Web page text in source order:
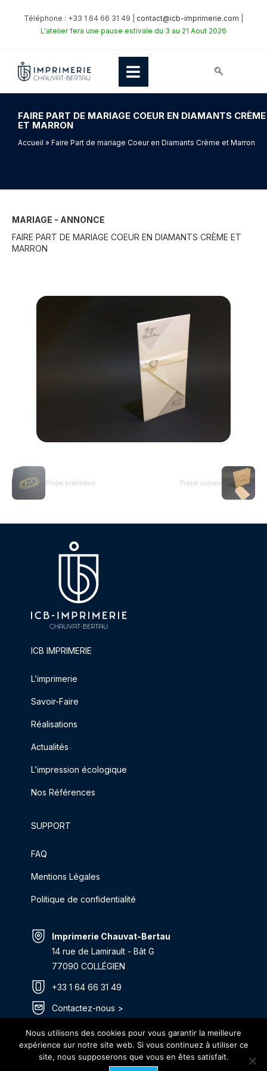
Téléphone : +33 1 64 66 31 49 | contact@icb-imprimerie.com
L'atelier fera une pause estivale du 3 au 21 Aout 2026
FAIRE PART DE MARIAGE COEUR EN DIAMANTS CRÈME
ET MARRON
Accueil » Faire Part de mariage Coeur en Diamants Crème et Marron
MARIAGE - ANNONCE
FAIRE PART DE MARIAGE COEUR EN DIAMANTS CRÈME ET
MARRON
Projet précédent Projet suivant
ICB IMPRIMERIE
L’imprimerie
Savoir-Faire
Réalisations
Actualités
L’impression écologique
Nos Références
SUPPORT
FAQ
Mentions Légales
Politique de confidentialité
Imprimerie Chauvat-Bertau
14 rue de Lamirault - Bât G
77090 COLLÉGIEN
+33 1 64 66 31 49
Contactez-nous >
Itinéraire >
Nous utilisons des cookies pour vous garantir la meilleure
expérience sur notre site web. Si vous continuez à utiliser ce
site, nous supposerons que vous en êtes satisfait.